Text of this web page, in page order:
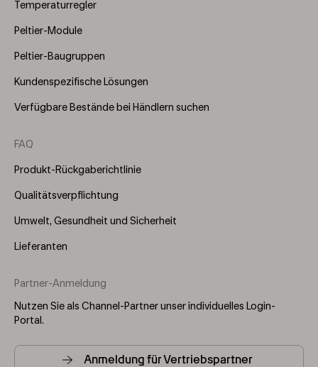
Temperaturregler
Peltier-Module
Peltier-Baugruppen
Kundenspezifische Lösungen
Verfügbare Bestände bei Händlern suchen
FAQ
Produkt-Rückgaberichtlinie
Qualitätsverpflichtung
Umwelt, Gesundheit und Sicherheit
Lieferanten
Partner-Anmeldung
Nutzen Sie als Channel-Partner unser individuelles Login-
Portal.
Anmeldung für Vertriebspartner